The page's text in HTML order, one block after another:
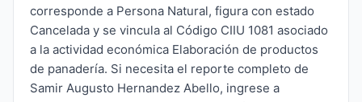
corresponde a Persona Natural, figura con estado
Cancelada y se vincula al Código CIIU 1081 asociado
a la actividad económica Elaboración de productos
de panadería. Si necesita el reporte completo de
Samir Augusto Hernandez Abello, ingrese a